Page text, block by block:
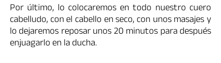
Por último, lo colocaremos en todo nuestro cuero
cabelludo, con el cabello en seco, con unos masajes y
lo dejaremos reposar unos 20 minutos para después
enjuagarlo en la ducha.